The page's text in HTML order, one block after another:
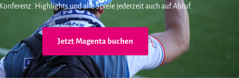
Konferenz. Highlights und alle Spiele jederzeit auch auf Abruf.
Jetzt Magenta buchen